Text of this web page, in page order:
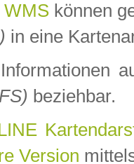
WMS können
in eine
beziehbar.
Version